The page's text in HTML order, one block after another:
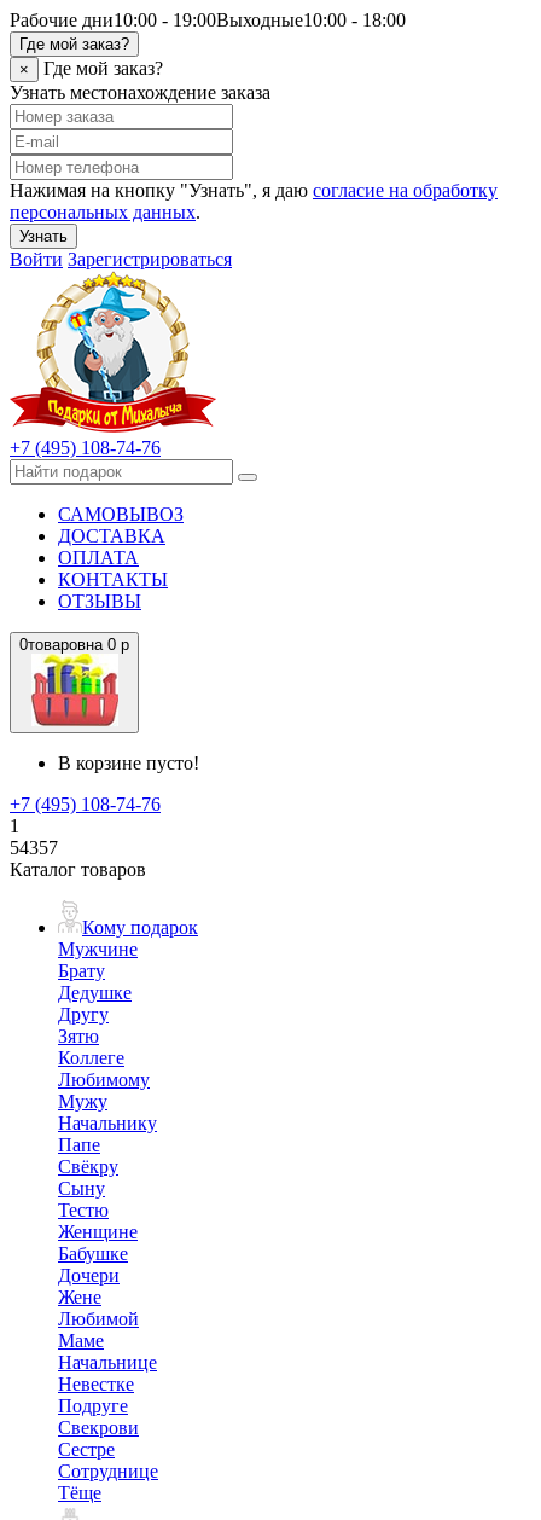
Рабочие дни10:00 - 19:00Выходные10:00 - 18:00
Где мой заказ?
×
Где мой заказ?
Узнать местонахождение заказа
Нажимая на кнопку "Узнать", я даю согласие на обработку
персональных данных.
Узнать
Войти Зарегистрироваться
+7 (495) 108-74-76
САМОВЫВОЗ
ДОСТАВКА
ОПЛАТА
КОНТАКТЫ
ОТЗЫВЫ
0товаровна 0 р
В корзине пусто!
+7 (495) 108-74-76
1
54357
Каталог товаров
Кому подарок
Мужчине
Брату
Дедушке
Другу
Зятю
Коллеге
Любимому
Мужу
Начальнику
Папе
Свёкру
Сыну
Тестю
Женщине
Бабушке
Дочери
Жене
Любимой
Маме
Начальнице
Невестке
Подруге
Свекрови
Сестре
Сотруднице
Тёще